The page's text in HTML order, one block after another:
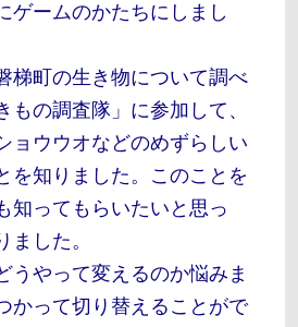
ゲームのかたちにしまし
梯町の生き物について調べ
もの調査隊」に参加して、
ョウウオなどのめずらしい
を知りました。このことを
知ってもらいたいと思っ
ました。
うやって変えるのか悩みま
かって切り替えることがで